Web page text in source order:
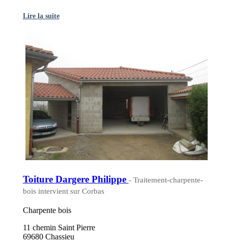
Lire la suite
Toiture Dargere Philippe - Traitement-charpente-
bois intervient sur Corbas
Charpente bois
11 chemin Saint Pierre
69680 Chassieu